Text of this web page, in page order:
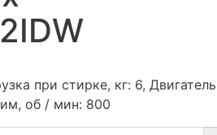
при стирке, кг: 6,
об / мин: 800